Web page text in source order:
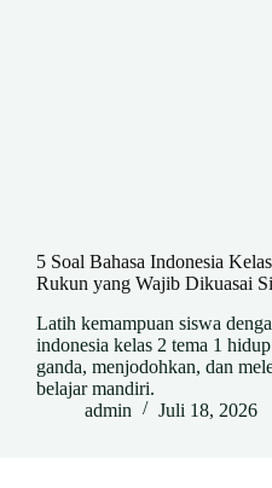
5 Soal Bahasa Indonesia
Rukun yang Wajib Dikuasai
Latih kemampuan siswa
indonesia kelas 2 tema 1
ganda, menjodohkan, dan
belajar mandiri.
admin
Juli 18, 2026